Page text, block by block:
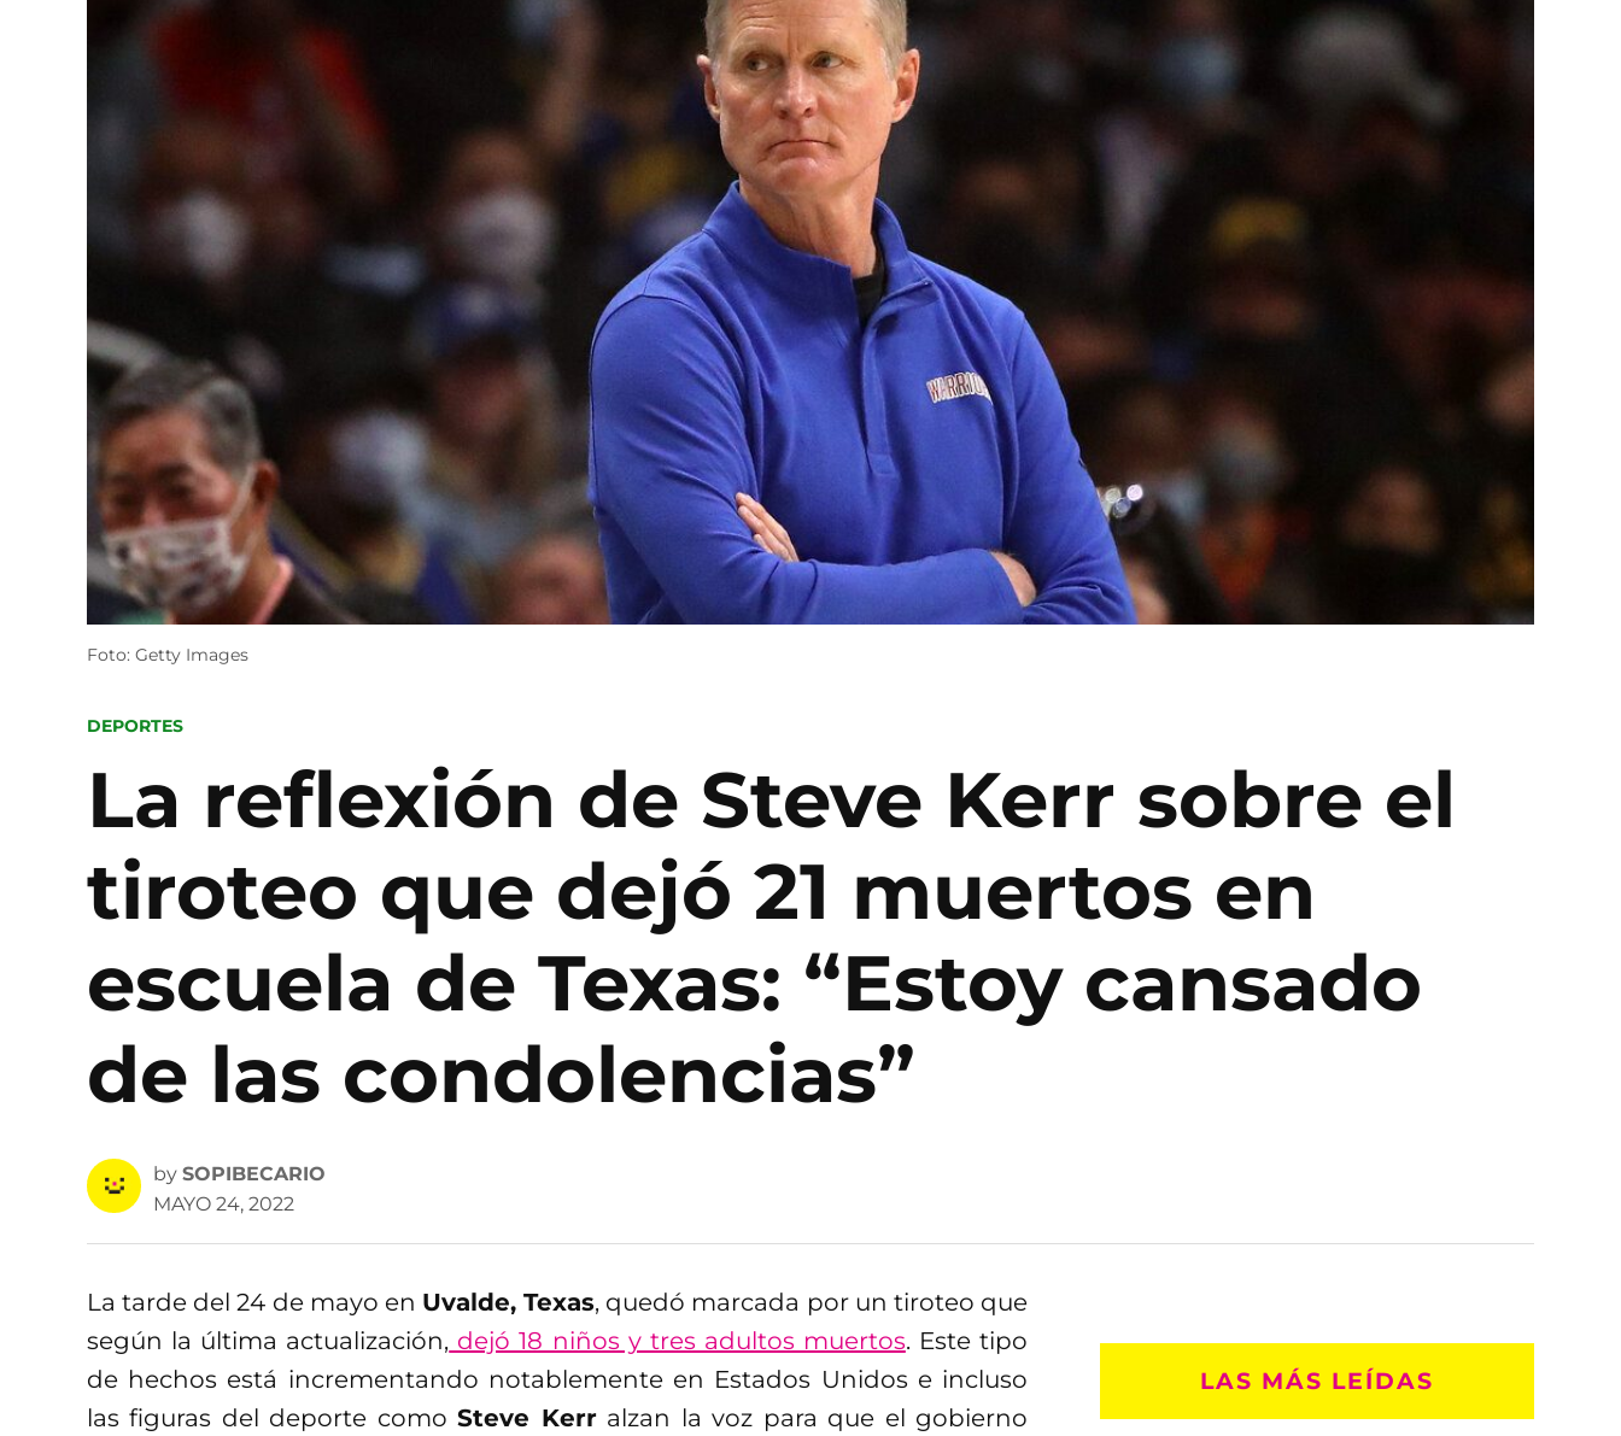
Foto: Getty Images
POSTED
DEPORTES
La reflexión de Steve Kerr sobre el
tiroteo que dejó 21 muertos en
escuela de Texas: “Estoy cansado
de las condolencias”
by SOPIBECARIO
MAYO 24, 2022
La tarde del 24 de mayo en Uvalde, Texas, quedó marcada por un tiroteo que
según la última actualización, dejó 18 niños y tres adultos muertos. Este tipo
de hechos está incrementando notablemente en Estados Unidos e incluso
las figuras del deporte comoSteve Kerralzan la voz para que el gobierno
LAS MÁS LEÍDAS